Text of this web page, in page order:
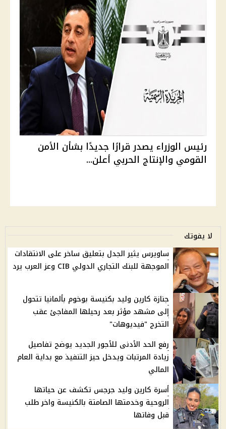
رئيس الوزراء يصدر قرارًا جديدًا بشأن الأمن
القومي والإنتاج الحربي أعلن...
لا يفوتك
ساويرس يثير الجدل بتعليق ساخر على الانتقادات
الموجهة للبنك التجاري الدولي CIB وعز العرب يرد
جنازة كارين وليد بكنيسة بوخوم بألمانيا تتحول
إلى مشهد مؤثر بعد رحيلها المفاجئ عقب
التخرج "فيديوهات"
رفع الحد الأدنى للأجور الجديد يوضح تفاصيل
زيادة المرتبات ويدخل حيز التنفيذ مع بداية العام
المالي
أسرة كارين وليد جرجس تكشف عن حياتها
الروحية وخدمتها الصامتة بالكنيسة واخر طلب
قبل وفاتها